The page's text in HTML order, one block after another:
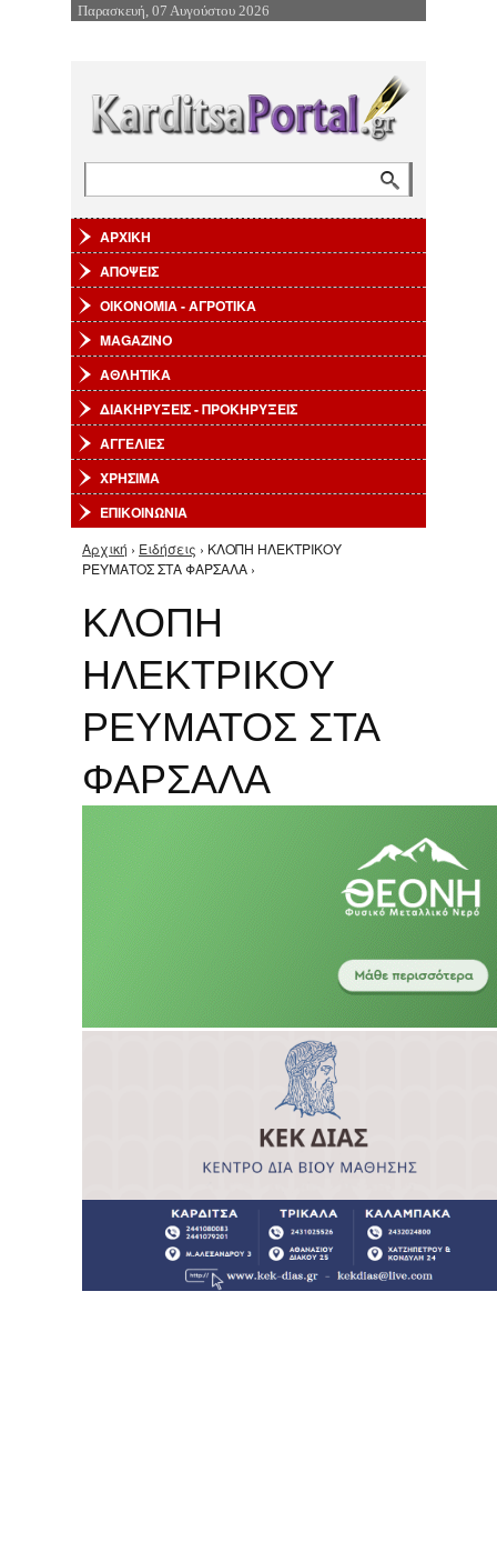
Επιστροφή στην Πλοήγηση
Παρασκευή, 07 Αυγούστου 2026
ΑΡΧΙΚΗ
ΑΠΟΨΕΙΣ
ΟΙΚΟΝΟΜΙΑ - ΑΓΡΟΤΙΚΑ
MAGAZINO
ΑΘΛΗΤΙΚΑ
ΔΙΑΚΗΡΥΞΕΙΣ - ΠΡΟΚΗΡΥΞΕΙΣ
ΑΓΓΕΛΙΕΣ
ΧΡΗΣΙΜΑ
ΕΠΙΚΟΙΝΩΝΙΑ
Είστε εδώ
Αρχική › Ειδήσεις › ΚΛΟΠΗ ΗΛΕΚΤΡΙΚΟΥ
ΡΕΥΜΑΤΟΣ ΣΤΑ ΦΑΡΣΑΛΑ ›
ΚΛΟΠΗ
ΗΛΕΚΤΡΙΚΟΥ
ΡΕΥΜΑΤΟΣ ΣΤΑ
ΦΑΡΣΑΛΑ